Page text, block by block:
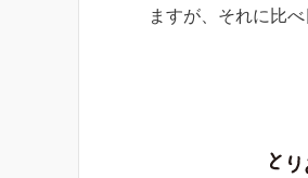
ますが、それに比